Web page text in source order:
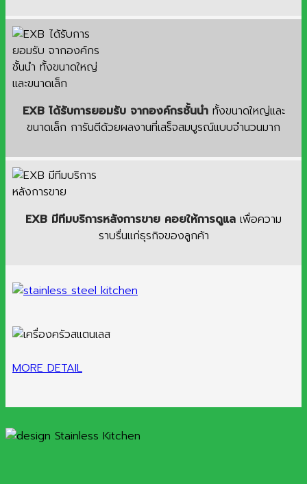
EXB ได้รับการยอมรับ จากองค์กรชั้นนำทั้งขนาดใหญ่และ
ขนาดเล็ก การันตีด้วยผลงานที่เสร็จสมบูรณ์แบบจำนวนมาก
EXB มีทีมบริการหลังการขาย คอยให้การดูแล เพื่อความ
ราบรื่นแก่ธุรกิจของลูกค้า
MORE DETAIL